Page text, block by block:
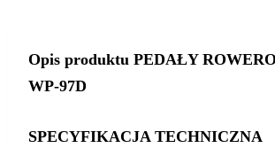
Opis produktu PEDAŁY
WP-97D
SPECYFIKACJA TECHNICZNA